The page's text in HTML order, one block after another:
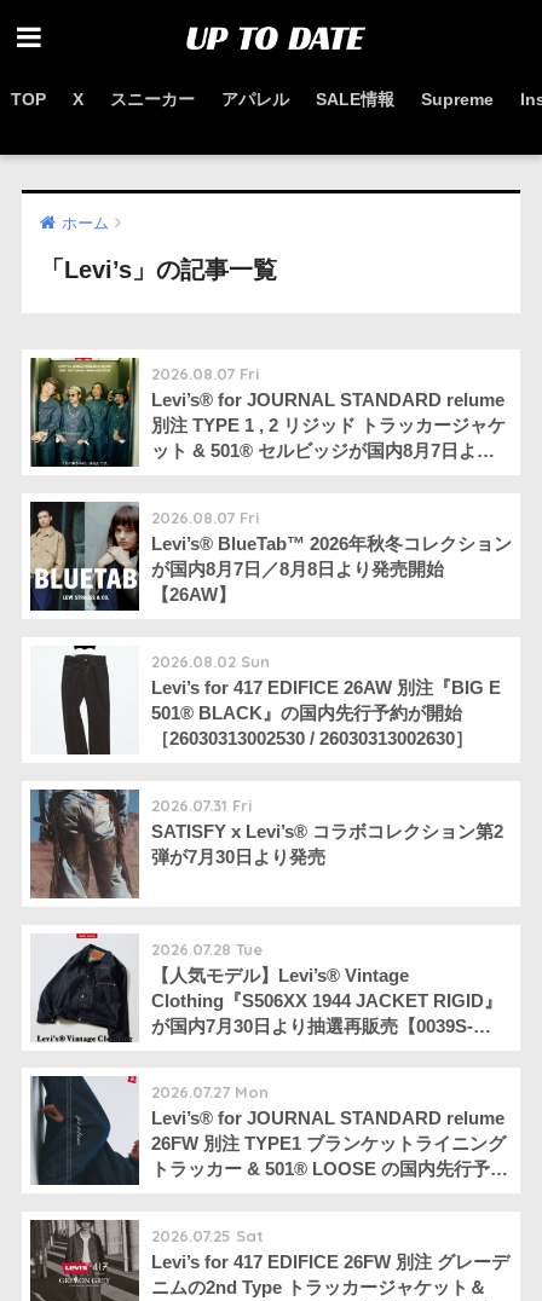
TOP X スニーカー アパレル SALE情報 Supreme
ホーム
「Levi’s」の記事一覧
2026.08.07 Fri
Levi’s®︎ for JOURNAL STANDARD relume
別注 TYPE 1 , 2 リジッド トラッカージャケ
ット & 501®︎ セルビッジが国内8月7日より
2026.08.07 Fri
Levi’s® BlueTab™ 2026年秋冬コレクション
が国内8月7日／8月8日より発売開始
【26AW】
2026.08.02 Sun
Levi’s for 417 EDIFICE 26AW 別注『BIG E
501®︎ BLACK』の国内先行予約が開始
［26030313002530 / 26030313002630］
2026.07.31 Fri
SATISFY x Levi’s® コラボコレクション第2
弾が7月30日より発売
2026.07.28 Tue
【人気モデル】Levi’s® Vintage
Clothing『S506XX 1944 JACKET RIGID』
が国内7月30日より抽選再販売【0039S-
2026.07.27 Mon
Levi’s®︎ for JOURNAL STANDARD relume
26FW 別注 TYPE1 ブランケットライニング
トラッカー & 501®︎ LOOSE の国内先行予約
26011465000630 / 26030465000930 /
26030465001030］
2026.07.25 Sat
Levi’s for 417 EDIFICE 26FW 別注 グレーデ
ニムの2nd Type トラッカージャケット＆